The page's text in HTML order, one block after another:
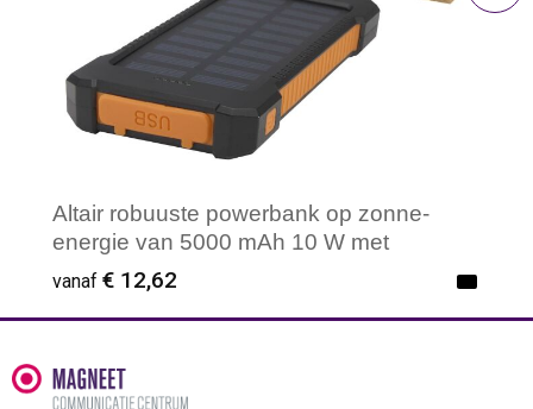
Altair robuuste powerbank op zonne-
energie van 5000 mAh 10 W met
ingebouwde zaklamp van gerecycled
vanaf € 12,62